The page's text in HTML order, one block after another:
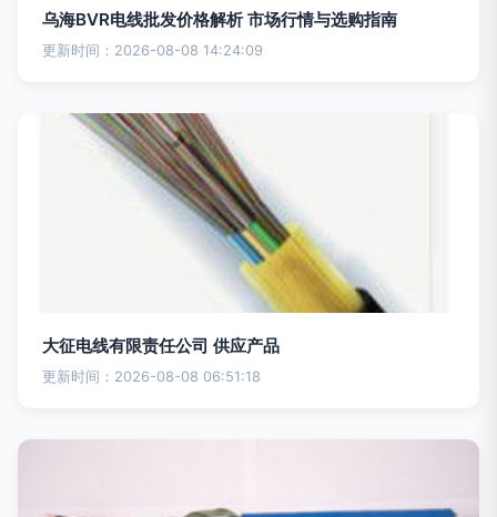
乌海BVR电线批发价格解析 市场行情与选购指南
更新时间：2026-08-08 14:24:09
大征电线有限责任公司 供应产品
更新时间：2026-08-08 06:51:18